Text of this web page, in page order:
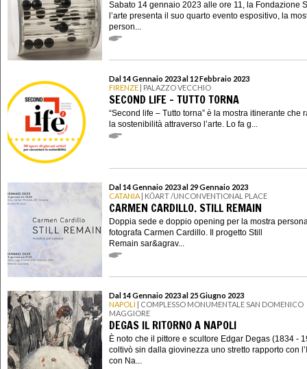
Sabato 14 gennaio 2023 alle ore 11, la Fondazione
l’arte presenta il suo quarto evento espositivo, la
person...
Dal 14 Gennaio 2023 al 12 Febbraio 2023
FIRENZE | PALAZZO VECCHIO
SECOND LIFE – TUTTO TORNA
“Second life – Tutto torna” è la mostra itinerante che
la sostenibilità attraverso l’arte. Lo fa g...
Dal 14 Gennaio 2023 al 29 Gennaio 2023
CATANIA | KŌART /UNCONVENTIONAL PLACE
CARMEN CARDILLO. STILL REMAIN
Doppia sede e doppio opening per la mostra
fotografa Carmen Cardillo. Il progetto Still
Remain sar&agrav...
Dal 14 Gennaio 2023 al 25 Giugno 2023
NAPOLI | COMPLESSO MONUMENTALE SAN DOMENICO
MAGGIORE
DEGAS IL RITORNO A NAPOLI
È noto che il pittore e scultore Edgar Degas (1834 -
coltivò sin dalla giovinezza uno stretto rapporto con
con Na...